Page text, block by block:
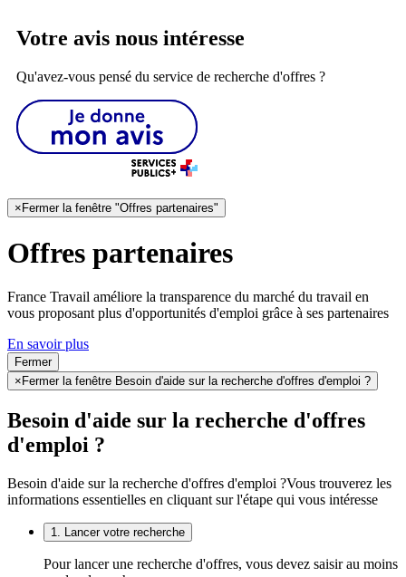
Votre avis nous intéresse
Qu'avez-vous pensé du service de recherche d'offres ?
×Fermer la fenêtre "Offres partenaires"
Offres partenaires
France Travail améliore la transparence du marché du travail en
vous proposant plus d'opportunités d'emploi grâce à ses partenaires
En savoir plus
Fermer
× Fermer la fenêtre Besoin d'aide sur la recherche d'offres d'emploi ?
Besoin d'aide sur la recherche d'offres
d'emploi ?
Besoin d'aide sur la recherche d'offres d'emploi ?Vous trouverez les
informations essentielles en cliquant sur l'étape qui vous intéresse
1. Lancer votre recherche
Pour lancer une recherche d'offres, vous devez saisir au moins